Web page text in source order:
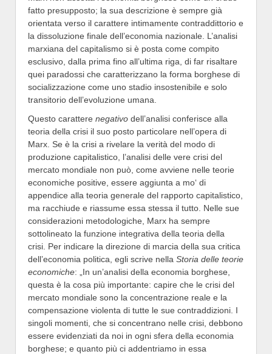
fatto presupposto; la sua descrizione è sempre già
orientata verso il carattere intimamente contraddittorio e
la dissoluzione finale dell’economia nazionale. L’analisi
marxiana del capitalismo si è posta come compito
esclusivo, dalla prima fino all’ultima riga, di far risaltare
quei paradossi che caratterizzano la forma borghese di
socializzazione come uno stadio insostenibile e solo
transitorio dell’evoluzione umana.
Questo carattere negativo dell’analisi conferisce alla
teoria della crisi il suo posto particolare nell’opera di
Marx. Se è la crisi a rivelare la verità del modo di
produzione capitalistico, l’analisi delle vere crisi del
mercato mondiale non può, come avviene nelle teorie
economiche positive, essere aggiunta a mo‘ di
appendice alla teoria generale del rapporto capitalistico,
ma racchiude e riassume essa stessa il tutto. Nelle sue
considerazioni metodologiche, Marx ha sempre
sottolineato la funzione integrativa della teoria della
crisi. Per indicare la direzione di marcia della sua critica
dell’economia politica, egli scrive nella Storia delle teorie
economiche: „In un’analisi della economia borghese,
questa è la cosa più importante: capire che le crisi del
mercato mondiale sono la concentrazione reale e la
compensazione violenta di tutte le sue contraddizioni. I
singoli momenti, che si concentrano nelle crisi, debbono
essere evidenziati da noi in ogni sfera della economia
borghese; e quanto più ci addentriamo in essa